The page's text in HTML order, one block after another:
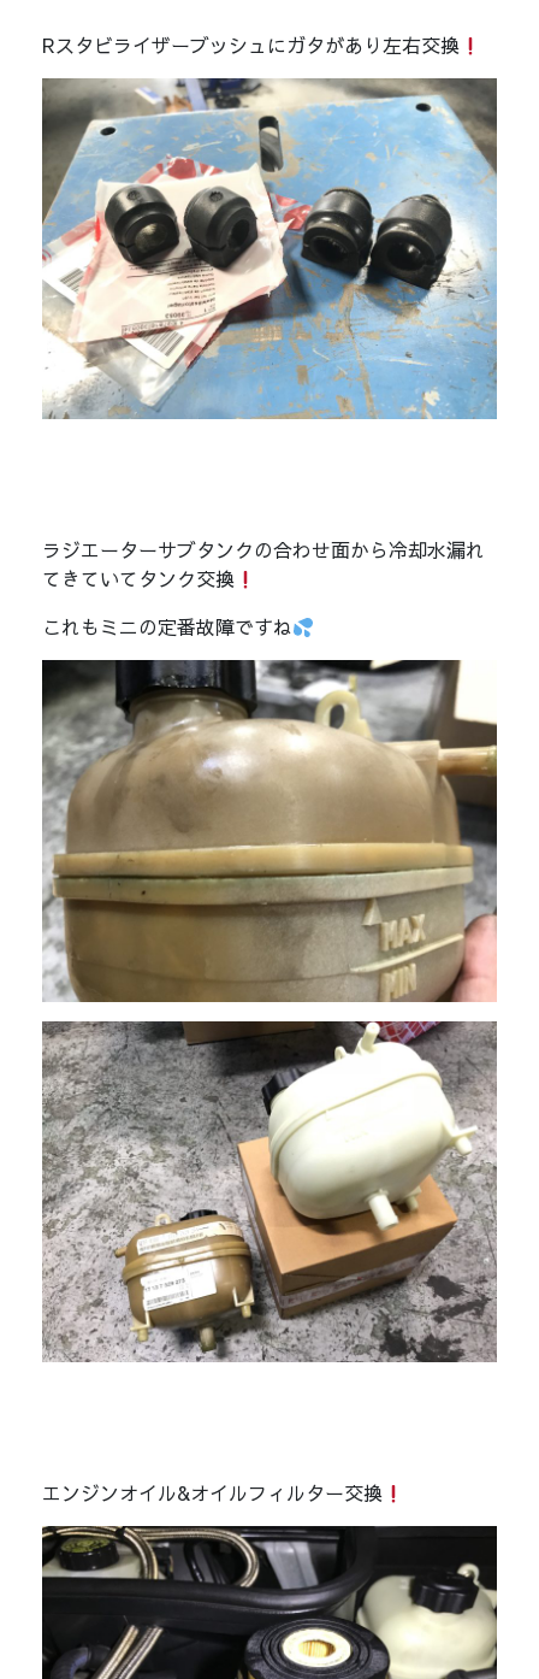
Rスタビライザーブッシュにガタがあり左右交換
ラジエーターサブタンクの合わせ面から冷却水漏れ
てきていてタンク交換
これもミニの定番故障ですね
エンジンオイル&オイルフィルター交換